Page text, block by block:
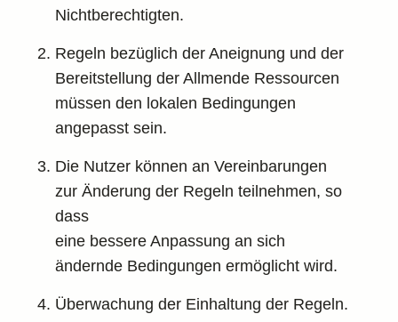
Nichtberechtigten.
Regeln bezüglich der Aneignung und der
Bereitstellung der Allmende Ressourcen
müssen den lokalen Bedingungen
angepasst sein.
Die Nutzer können an Vereinbarungen
zur Änderung der Regeln teilnehmen, so
dass
eine bessere Anpassung an sich
ändernde Bedingungen ermöglicht wird.
Überwachung der Einhaltung der Regeln.